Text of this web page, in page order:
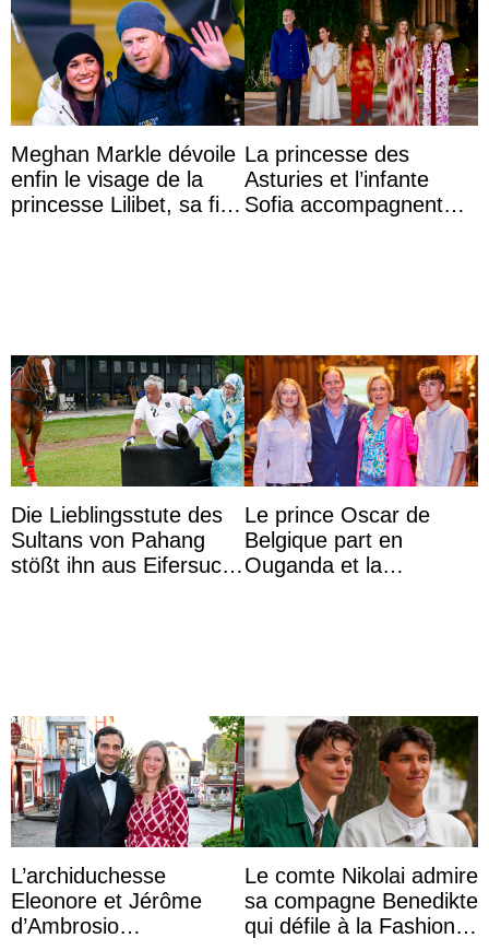
Meghan Markle dévoile
enfin le visage de la
princesse Lilibet, sa fille
La princesse des
Asturies et l’infante
Sofia accompagnent
Die Lieblingsstute des
Sultans von Pahang
stößt ihn aus Eifersucht
Le prince Oscar de
Belgique part en
Ouganda et la
L’archiduchesse
Eleonore et Jérôme
d’Ambrosio
Le comte Nikolai admire
sa compagne Benedikte
qui défile à la Fashion